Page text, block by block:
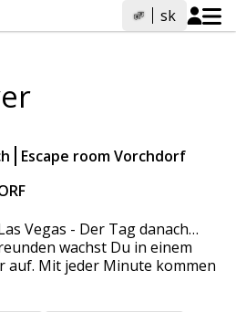
sk
Escape room Vorchdorf
Vegas - Der Tag danach…
wachst Du in einem
auf. Mit jeder Minute kommen